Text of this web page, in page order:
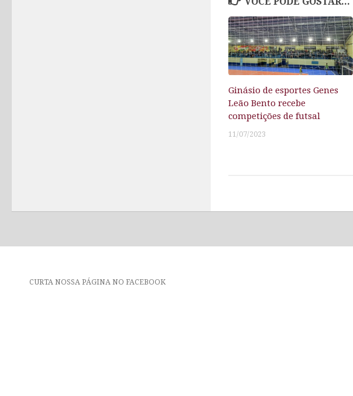
Ginásio de esportes Genes
Leão Bento recebe
competições de futsal
11/07/2023
CURTA NOSSA PÁGINA NO FACEBOOK